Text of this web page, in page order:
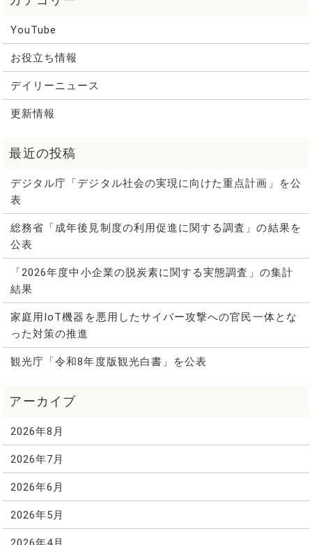
YouTube
お役立ち情報
デイリーニュース
更新情報
デジタル庁「デジタル社会の実現に向けた重点計画」を公
表
総務省「成年後見制度の利用促進に関する調査」の結果を
公表
「2026年度中小企業の脱炭素に関する実態調査」の集計
結果
家庭用IoT機器を悪用したサイバー攻撃への官民一体とな
った対策の推進
観光庁「令和8年度版観光白書」を公表
2026年8月
2026年7月
2026年6月
2026年5月